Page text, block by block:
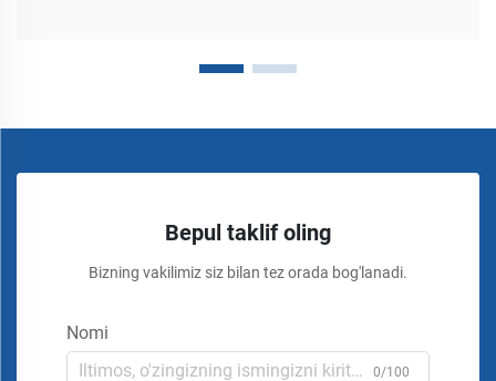
Bepul taklif oling
Bizning vakilimiz siz bilan tez orada bog'lanadi.
Nomi
0/100